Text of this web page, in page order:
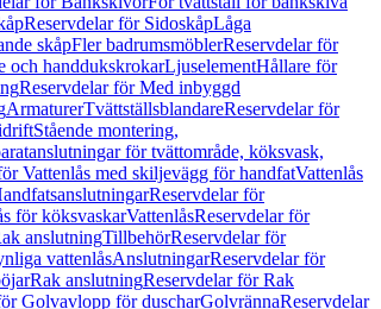
Reservdelar för SidoskåpLåga
skåpFler badrumsmöblerReservdelar för
och handdukskrokarLjuselementHållare för
Reservdelar för Med inbyggd
ArmaturerTvättställsblandareReservdelar för
Stående montering,
för tvättområde, köksvask,
Vattenlås med skiljevägg för handfatVattenlås
Reservdelar för
för köksvaskarVattenlåsReservdelar för
anslutningTillbehörReservdelar för
vattenlåsAnslutningarReservdelar för
Rak anslutningReservdelar för Rak
Golvavlopp för duscharGolvrännaReservdelar